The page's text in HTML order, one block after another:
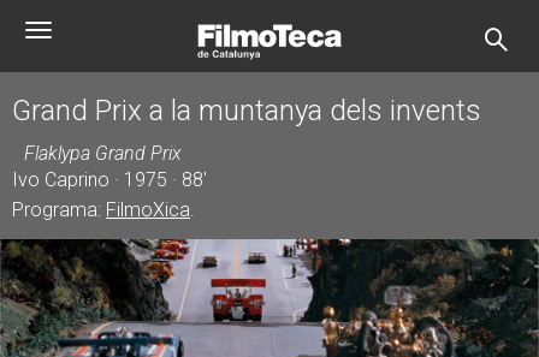
Toggle
Grand Prix a la muntanya dels invents
Flaklypa Grand Prix
Ivo Caprino · 1975 · 88'
Programa: FilmoXica.